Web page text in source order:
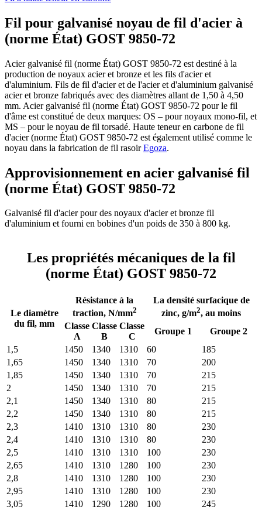
Fil pour galvanisé noyau de fil d'acier à
(norme État) GOST 9850-72
Acier galvanisé fil (norme État) GOST 9850-72 est destiné à la
production de noyaux acier et bronze et les fils d'acier et
d'aluminium. Fils de fil d'acier et de l'acier et d'aluminium galvanisé
acier et bronze fabriqués avec des diamètres allant de 1,50 à 4,50
mm. Acier galvanisé fil (norme État) GOST 9850-72 pour le fil
d'âme est constitué de deux marques: OS – pour noyaux mono-fil, et
MS – pour le noyau de fil torsadé. Haute teneur en carbone de fil
d'acier (norme État) GOST 9850-72 est également utilisé comme le
noyau dans la fabrication de fil rasoirEgoza.
Approvisionnement en acier galvanisé fil
(norme État) GOST 9850-72
Galvanisé fil d'acier pour des noyaux d'acier et bronze fil
d'aluminium et fourni en bobines d'un poids de 350 à 800 kg.
Les propriétés mécaniques de la fil
(norme État) GOST 9850-72
Le diamètre
du fil, mm
Résistance à la
traction, N/mm2
La densité surfacique de
zinc, g/m2, au moins
Classe
A
Classe
B
Classe
C
Groupe 1
Groupe 2
1,5
1450 1340 1310 60
185
1,65
1450 1340 1310 70
200
1,85
1450 1340 1310 70
215
2
1450 1340 1310 70
215
2,1
1450 1340 1310 80
215
2,2
1450 1340 1310 80
215
2,3
1410 1310 1310 80
230
2,4
1410 1310 1310 80
230
2,5
1410 1310 1310 100
230
2,65
1410 1310 1280 100
230
2,8
1410 1310 1280 100
230
2,95
1410 1310 1280 100
230
3,05
1410 1290 1280 100
245